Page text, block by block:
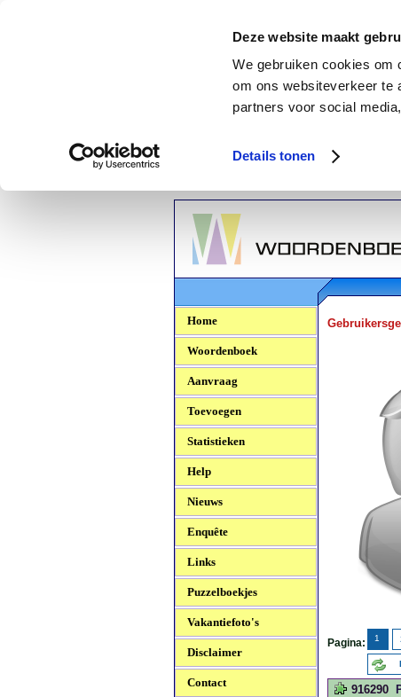
Deze website maakt
We gebruiken cookies om
om ons websiteverkeer te
partners voor social
Details tonen
Woordenboek.NU
Home
Woordenboek
Aanvraag
Toevoegen
Statistieken
Help
Nieuws
Enquête
Links
Puzzelboekjes
Vakantiefoto's
Disclaimer
Contact
Pagina: 1
916290